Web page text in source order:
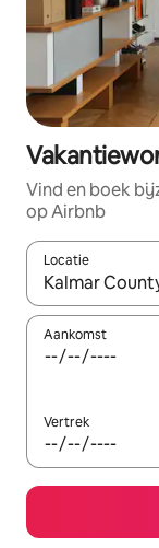
Vind en boek
op Airbnb
Locatie
Wanneer er
Aankomst
Vertrek